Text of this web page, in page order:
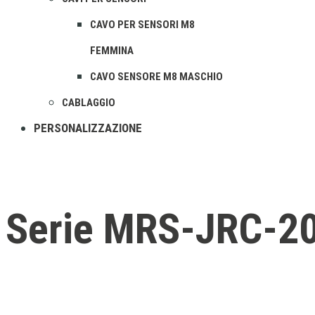
CAVO PER SENSORI M8
FEMMINA
CAVO SENSORE M8 MASCHIO
CABLAGGIO
PERSONALIZZAZIONE
Serie MRS-JRC-